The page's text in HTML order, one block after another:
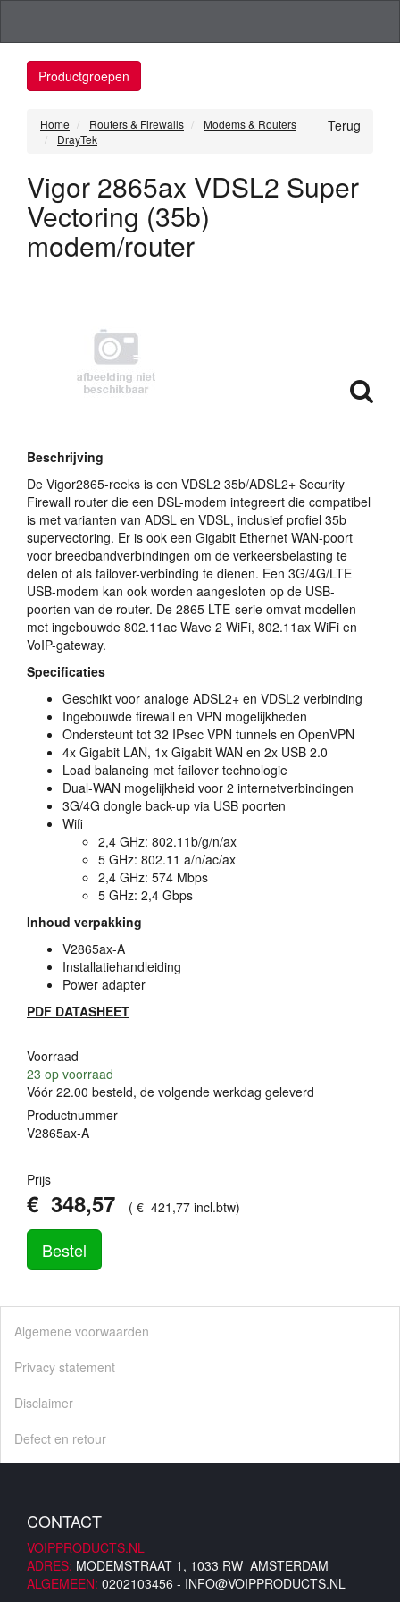
Productgroepen
Terug
Home Routers & Firewalls
Modems & Routers
DrayTek
Vigor 2865ax VDSL2 Super
Vectoring (35b)
modem/router
Beschrijving
De Vigor2865-reeks is een VDSL2 35b/ADSL2+ Security
Firewall router die een DSL-modem integreert die compatibel
is met varianten van ADSL en VDSL, inclusief profiel 35b
supervectoring. Er is ook een Gigabit Ethernet WAN-poort
voor breedbandverbindingen om de verkeersbelasting te
delen of als failover-verbinding te dienen. Een 3G/4G/LTE
USB-modem kan ook worden aangesloten op de USB-
poorten van de router. De 2865 LTE-serie omvat modellen
met ingebouwde 802.11ac Wave 2 WiFi, 802.11ax WiFi en
VoIP-gateway.
Specificaties
Geschikt voor analoge ADSL2+ en VDSL2 verbinding
Ingebouwde firewall en VPN mogelijkheden
Ondersteunt tot 32 IPsec VPN tunnels en OpenVPN
4x Gigabit LAN, 1x Gigabit WAN en 2x USB 2.0
Load balancing met failover technologie
Dual-WAN mogelijkheid voor 2 internetverbindingen
3G/4G dongle back-up via USB poorten
Wifi
2,4 GHz: 802.11b/g/n/ax
5 GHz: 802.11 a/n/ac/ax
2,4 GHz: 574 Mbps
5 GHz: 2,4 Gbps
Inhoud verpakking
V2865ax-A
Installatiehandleiding
Power adapter
PDF DATASHEET
Voorraad
23 op voorraad
Vóór 22.00 besteld, de volgende werkdag geleverd
Productnummer
V2865ax-A
Prijs
€ 348,57 ( € 421 ,77 incl.btw)
Bestel
Algemene voorwaarden
Privacy statement
Disclaimer
Defect en retour
CONTACT
VOIPPRODUCTS.NL
ADRES: MODEMSTRAAT 1, 1033 RW AMSTERDAM
ALGEMEEN: 0202103456 - INFO@VOIPPRODUCTS.NL